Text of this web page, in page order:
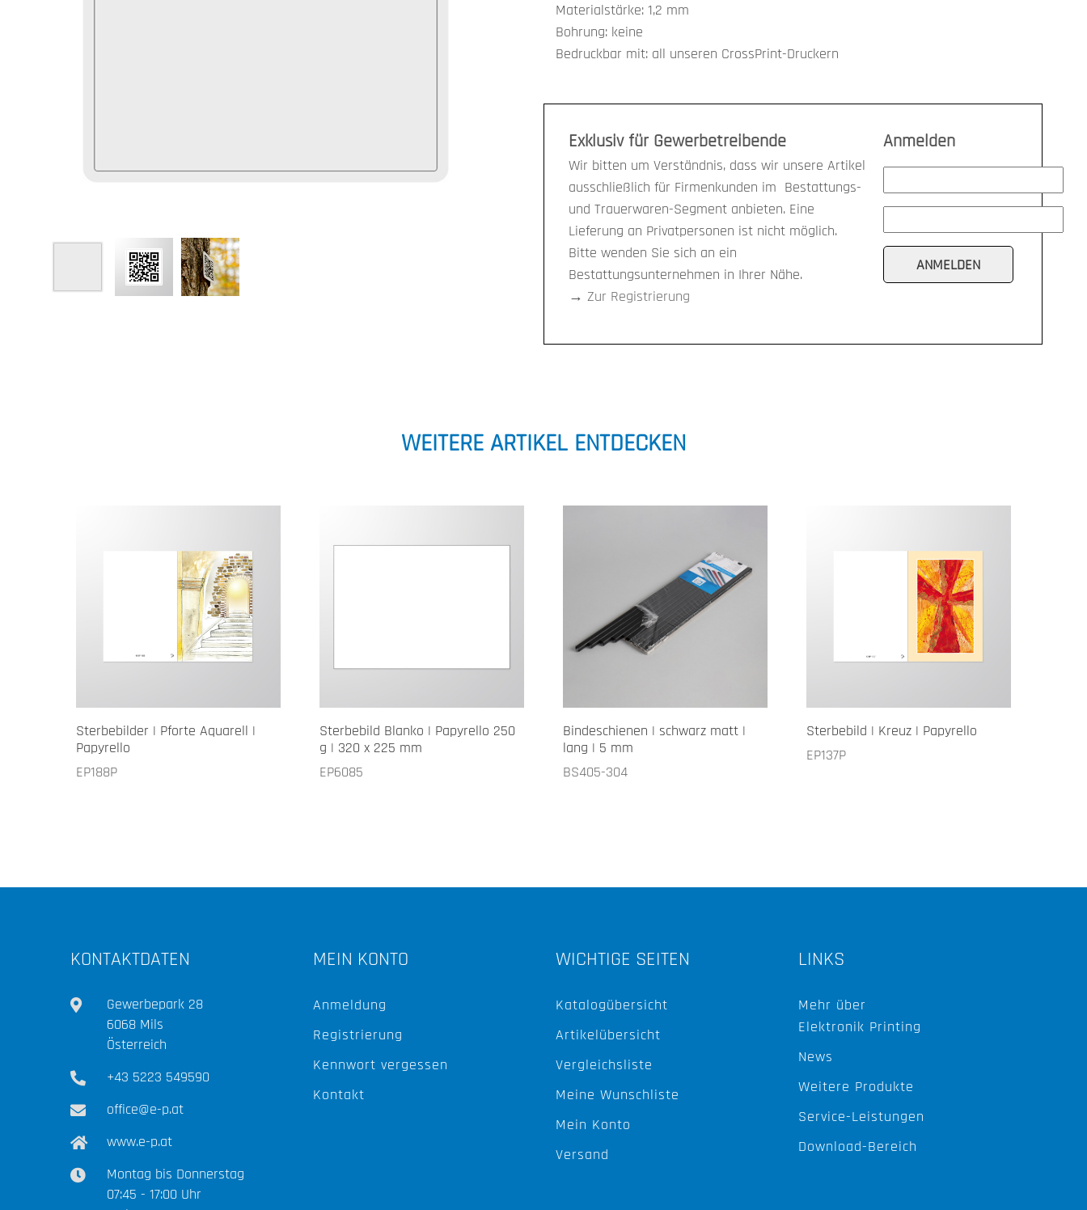
Materialstärke: 1,2 mm
Bohrung: keine
Bedruckbar mit: all unseren CrossPrint-Druckern
Exklusiv für Gewerbetreibende
Wir bitten um Verständnis, dass wir unsere Artikel
ausschließlich für Firmenkunden im Bestattungs-
und Trauerwaren-Segment anbieten. Eine
Lieferung an Privatpersonen ist nicht möglich.
Bitte wenden Sie sich an ein
Bestattungsunternehmen in Ihrer Nähe.
→ Zur Registrierung
Anmelden
WEITERE ARTIKEL ENTDECKEN
Sterbebilder | Pforte Aquarell |
Papyrello
EP188P
Sterbebild Blanko | Papyrello 250
g | 320 x 225 mm
EP6085
Bindeschienen | schwarz matt |
lang | 5 mm
BS405-304
Sterbebild | Kreuz | Papyrello
EP137P
KONTAKTDATEN
Gewerbepark 28
6068 Mils
Österreich
+43 5223 549590
office@e-p.at
www.e-p.at
Montag bis Donnerstag
07:45 - 17:00 Uhr
MEIN KONTO
Anmeldung
Registrierung
Kennwort vergessen
Kontakt
WICHTIGE SEITEN
Katalogübersicht
Artikelübersicht
Vergleichsliste
Meine Wunschliste
Mein Konto
Versand
LINKS
Mehr über
Elektronik Printing
News
Weitere Produkte
Service-Leistungen
Download-Bereich